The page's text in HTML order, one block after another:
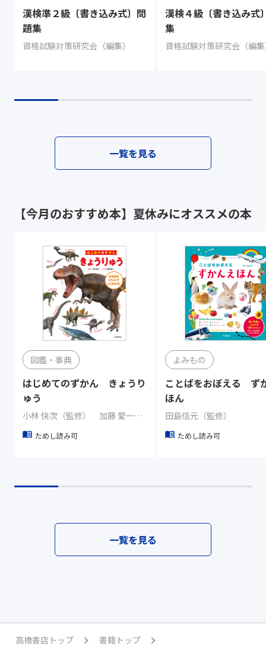
漢検準２級〔書き込み式〕問
題集
資格試験対策研究会（編集）
漢検４級〔書き込み式
集
資格試験対策研究会（編
一覧を見る
【今月のおすすめ本】夏休みにオススメの本
図鑑・事典
はじめてのずかん きょうり
ゅう
小林 快次（監修） 加藤 愛一（イラスト）
ためし読み可
よみもの
ことばをおぼえる ず
ほん
田島信元（監修）
ためし読み可
一覧を見る
高橋書店トップ
書籍トップ